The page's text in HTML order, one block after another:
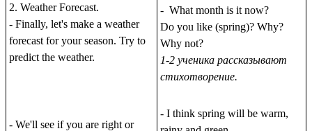
2. Weather Forecast.
- Finally, let's make a weather
forecast for your season. Try to
predict the weather.
- We'll see if you are right or
- What month is it now?
Do you like (spring)? Why?
Why not?
1-2 ученика рассказывают
стихотворение.
- I think spring will be warm,